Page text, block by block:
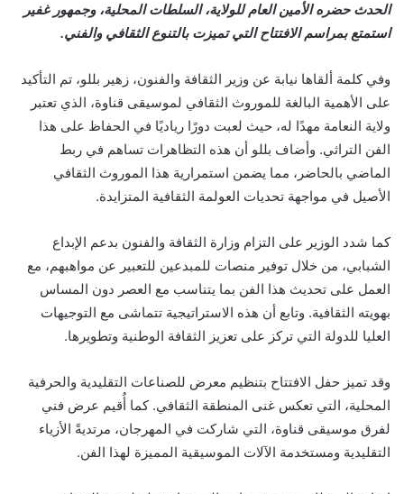
الحدث حضره الأمين العام للولاية، السلطات المحلية، وجمهور غفير
استمتع بمراسم الافتتاح التي تميزت بالتنوع الثقافي والفني.
وفي كلمة ألقاها نيابة عن وزير الثقافة والفنون، زهير بللو، تم التأكيد
على الأهمية البالغة للموروث الثقافي لموسيقى قناوة، الذي تعتبر
ولاية النعامة مهدًا له، حيث لعبت دورًا رياديًا في الحفاظ على هذا
الفن التراثي. وأضاف بللو أن هذه التظاهرات تساهم في ربط
الماضي بالحاضر، مما يضمن استمرارية هذا الموروث الثقافي
الأصيل في مواجهة تحديات العولمة الثقافية المتزايدة.
كما شدد الوزير على التزام وزارة الثقافة والفنون بدعم الإبداع
الشبابي، من خلال توفير منصات للمبدعين للتعبير عن مواهبهم، مع
العمل على تحديث هذا الفن بما يتناسب مع العصر دون المساس
بهويته الثقافية. وتابع أن هذه الاستراتيجية تتماشى مع التوجيهات
العليا للدولة التي تركز على تعزيز الثقافة الوطنية وتطويرها.
وقد تميز حفل الافتتاح بتنظيم معرض للصناعات التقليدية والحرفية
المحلية، التي تعكس غنى المنطقة الثقافي. كما أُقيم عرض فني
لفرق موسيقى قناوة، التي شاركت في المهرجان، مرتديةً الأزياء
التقليدية ومستخدمة الآلات الموسيقية المميزة لهذا الفن.